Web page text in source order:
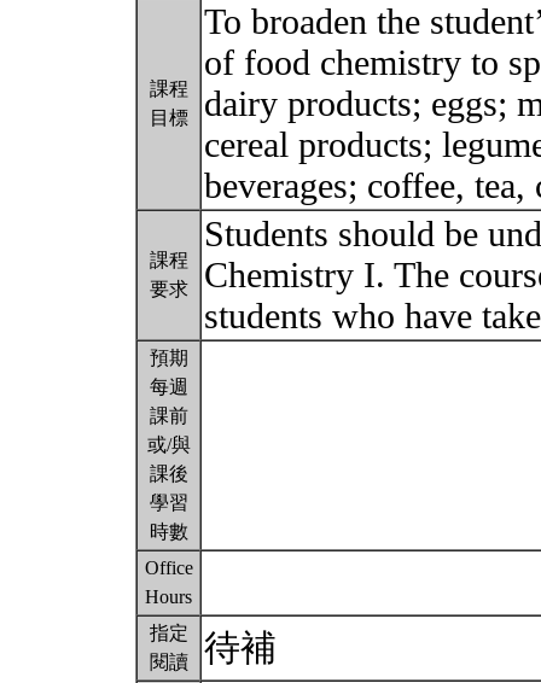
課程
目標
To broaden the
of food chemistry to
dairy products; eggs;
cereal products;
beverages; coffee,
課程
要求
Students should be
Chemistry I. The
students who have
預期
每週
課前
或/與
課後
學習
時數
Office
Hours
指定
閱讀
待補